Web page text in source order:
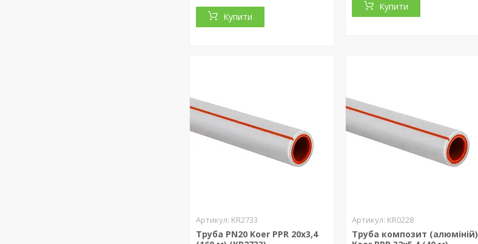
Купити
Купити
KR2733
Труба PN20 Koer PPR 20x3,4
KR0228
Труба композит (алюміній)